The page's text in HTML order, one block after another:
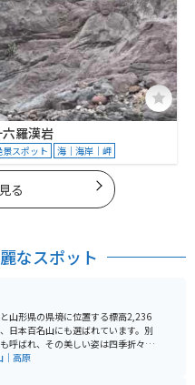
六羅漢岩
景スポット 海｜海岸｜岬
る
なスポット
山形県の県境に位置する標高2,236
日本百名山にも選ばれています。別
呼ばれ、その美しい姿は四季折々で
す。春から秋にかけては登山が楽し
｜高原